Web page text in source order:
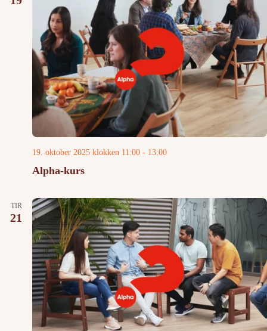
Alpha-kurs
19. oktober 2025 klokken 11:00 - 13:00
TIR
21